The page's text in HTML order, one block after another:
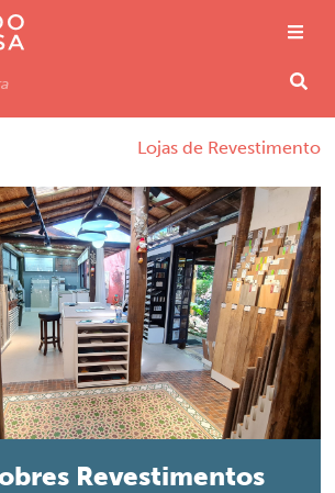
Lojas de Revestimento
Revestimentos